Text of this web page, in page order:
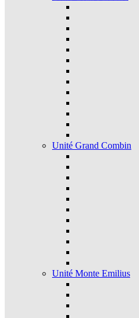
Unité Grand Combin
Unité Monte Emilius